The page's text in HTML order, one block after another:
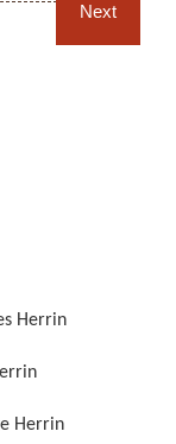
Next
Herrin
Herrin